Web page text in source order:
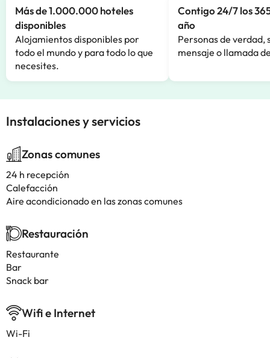
Más de 1.000.000 hoteles
disponibles
Alojamientos disponibles por
todo el mundo y para todo lo que
necesites.
Contigo 24/7 los
año
Personas de verdad,
mensaje o llamada
Instalaciones y servicios
Zonas comunes
24 h recepción
Calefacción
Aire acondicionado en las zonas comunes
Restauración
Restaurante
Bar
Snack bar
Wifi e Internet
Wi-Fi